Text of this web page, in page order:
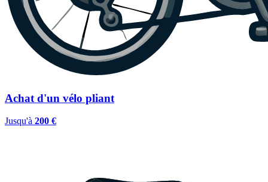
Achat d'un vélo pliant
Jusqu'à 200 €